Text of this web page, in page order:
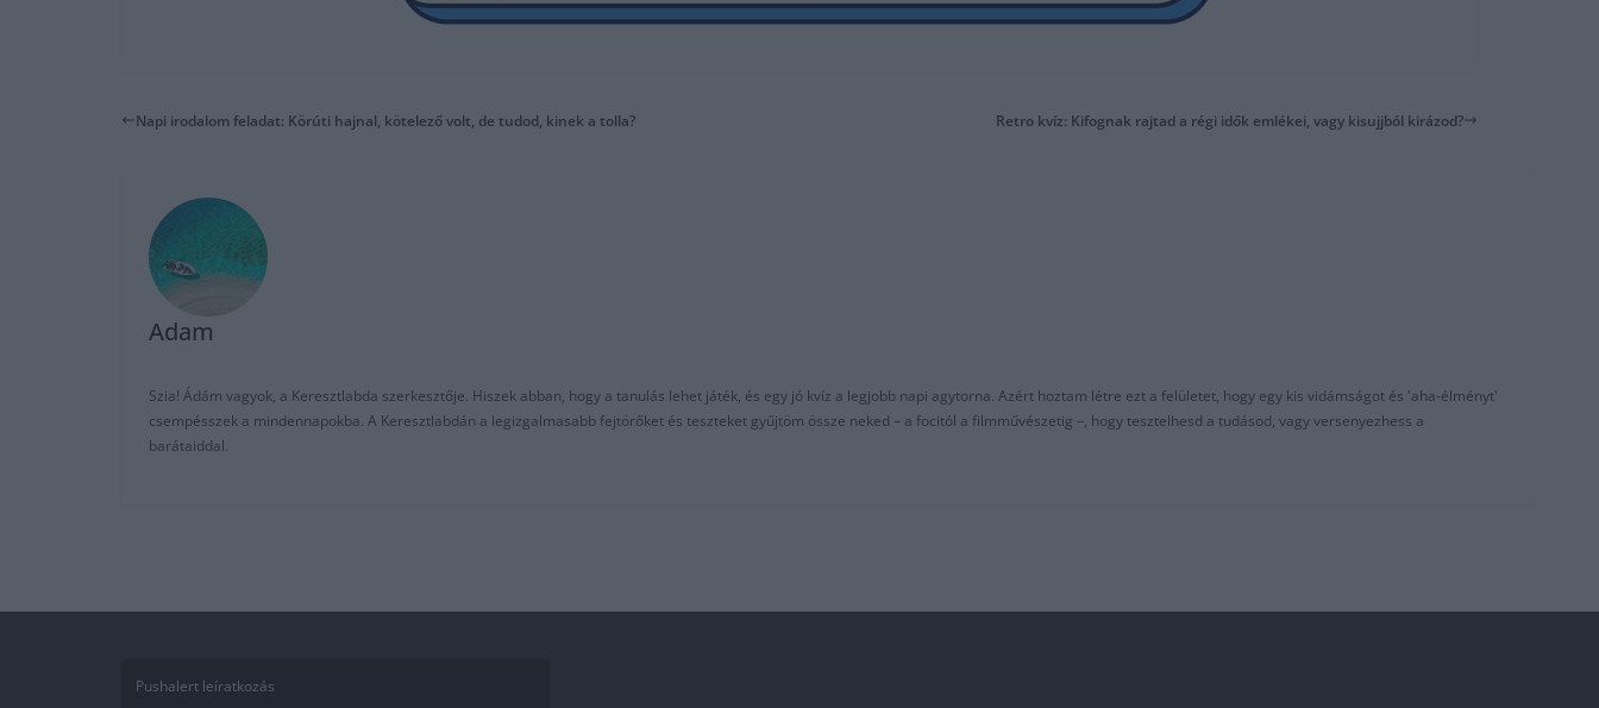
Napi irodalom feladat: Körúti hajnal, kötelező volt, de tudod, kinek a tolla? Retro kvíz: Kifognak rajtad a régi idők emlékei, vagy kisujjból kirázod?
Adam
Szia! Ádám vagyok, a Keresztlabda szerkesztője. Hiszek abban, hogy a tanulás lehet játék, és egy jó kvíz a legjobb napi agytorna. Azért hoztam létre ezt a felületet, hogy egy kis vidámságot és 'aha-élményt'
csempésszek a mindennapokba. A Keresztlabdán a legizgalmasabb fejtörőket és teszteket gyűjtöm össze neked – a focitól a filmművészetig –, hogy tesztelhesd a tudásod, vagy versenyezhess a
barátaiddal.
Pushalert leíratkozás